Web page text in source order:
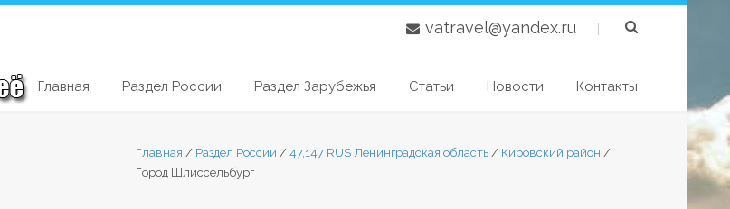
vatravel@yandex.ru |
Главная Раздел России Раздел Зарубежья Статьи Новости Контакты
Главная / Раздел России / 47,147 RUS Ленинградская область / Кировский район /
Город Шлиссельбург